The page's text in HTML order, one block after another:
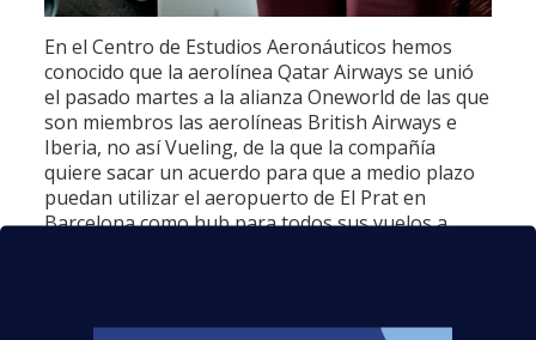
En el Centro de Estudios Aeronáuticos hemos
conocido que la aerolínea Qatar Airways se unió
el pasado martes a la alianza Oneworld de las que
son miembros las aerolíneas British Airways e
Iberia, no así Vueling, de la que la compañía
quiere sacar un acuerdo para que a medio plazo
puedan utilizar el aeropuerto de El Prat en
Barcelona como hub para todos sus vuelos a
pasajeros una serie de ventajas comunes como la